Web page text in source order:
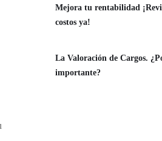
Mejora tu rentabilidad
costos ya!
La Valoración de Cargos.
importante?